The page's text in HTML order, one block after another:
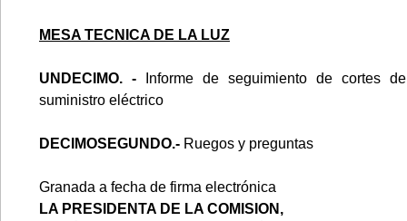
MESA TECNICA DE LA LUZ
UNDECIMO. -
Informe de seguimiento de cortes de
suministro eléctrico
DECIMOSEGUNDO.- Ruegos y preguntas
Granada a fecha de firma electrónica
LA PRESIDENTA DE LA COMISION,